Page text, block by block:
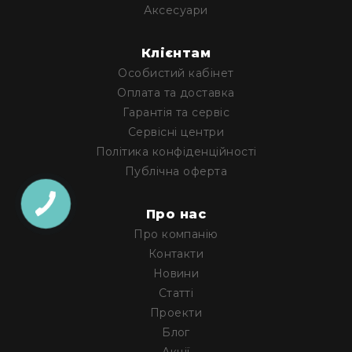
та
Динамічне
світло
Прилади
LED
Прилади
LED
мультиспектральні
мултичіпові
з
газоразрядною
лампою
Прилади
лазерні
Аксесуари
Клієнтам
Особистий кабінет
Оплата та доставка
Гарантія та сервіс
Сервісні центри
Політика конфіденційності
Публічна оферта
Про нас
Про компанію
Контакти
Новини
Статті
Проекти
Блог